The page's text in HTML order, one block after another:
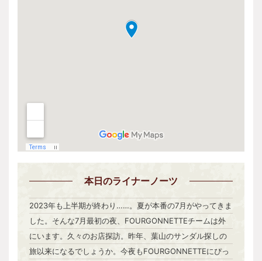
本日のライナーノーツ
2023年も上半期が終わり……。夏が本番の7月がやってきま
した。そんな7月最初の夜、FOURGONNETTEチームは外
にいます。久々のお店探訪。昨年、葉山のサンダル探しの
旅以来になるでしょうか。今夜もFOURGONNETTEにぴっ